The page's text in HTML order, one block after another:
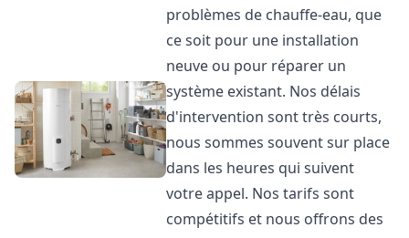
problèmes de chauffe-eau, que
ce soit pour une installation
neuve ou pour réparer un
système existant. Nos délais
d'intervention sont très courts,
nous sommes souvent sur place
dans les heures qui suivent
votre appel. Nos tarifs sont
compétitifs et nous offrons des